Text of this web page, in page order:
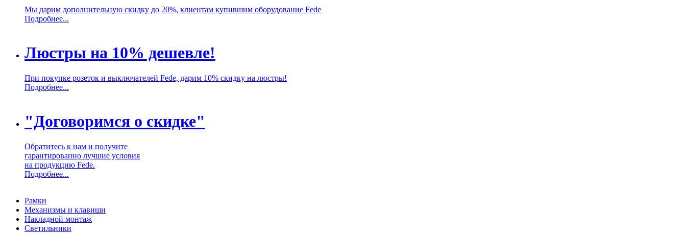
Мы дарим дополнительную скидку до 20%, клиентам купившим оборудование Fede
Подробнее...
Люстры на 10% дешевле!
При покупке розеток и выключателей Fede, дарим 10% скидку на люстры!
Подробнее...
"Договоримся о скидке"
Обратитесь к нам и получите
гарантированно лучшие условия
на продукцию Fede.
Подробнее...
Рамки
Механизмы и клавиши
Накладной монтаж
Светильники